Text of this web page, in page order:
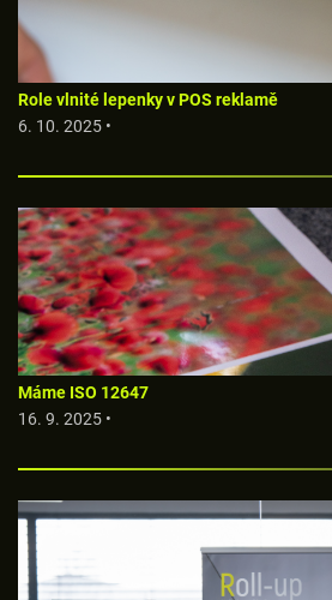
Role vlnité lepenky v POS reklamě
6. 10. 2025 •
Máme ISO 12647
16. 9. 2025 •